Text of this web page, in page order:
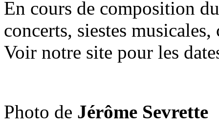
En cours de composition
concerts, siestes
Voir notre site pour les
Photo de Jérôme Sevrette